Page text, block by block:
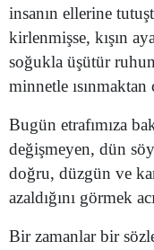
insanın ellerine
kirlenmişse, kışın
soğukla üşütür
minnetle
Bugün etrafımıza
değişmeyen, dün
doğru, düzgün ve
azaldığını görmek
Bir zamanlar bir